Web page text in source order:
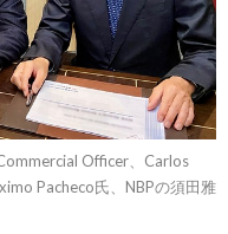
Officer、Carlos
Pacheco氏、NBPの須田雅